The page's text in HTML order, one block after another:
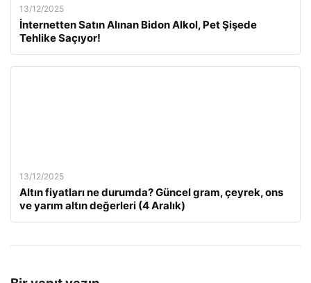
13/12/2025
İnternetten Satın Alınan Bidon Alkol, Pet Şişede
Tehlike Saçıyor!
13/12/2025
Altın fiyatları ne durumda? Güncel gram, çeyrek, ons
ve yarım altın değerleri (4 Aralık)